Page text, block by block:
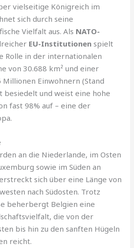
vielseitige Königreich im
sich durch seine
Vielfalt aus. Als NATO-
EU-Institutionen spielt
Rolle in der internationalen
von 30.688 km² und einer
Einwohnern (Stand
besiedelt und weist eine hohe
fast 98% auf – eine der
an die Niederlande, im Osten
sowie im Süden an
sich über eine Länge von
nach Südosten. Trotz
beherbergt Belgien eine
die von der
bis hin zu den sanften Hügeln
reicht.